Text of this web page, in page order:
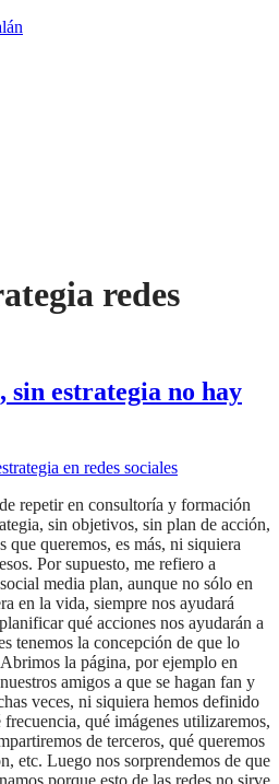
redes
sin estrategia no hay
repetir en consultoría y formación
sin objetivos, sin plan de acción,
que queremos, es más, ni siquiera
Por supuesto, me refiero a
media plan, aunque no sólo en
en la vida, siempre nos ayudará
qué acciones nos ayudarán a
tenemos la concepción de que lo
la página, por ejemplo en
amigos a que se hagan fan y
veces, ni siquiera hemos definido
qué imágenes utilizaremos,
de terceros, qué queremos
etc. Luego nos sorprendemos de que
porque esto de las redes no sirve